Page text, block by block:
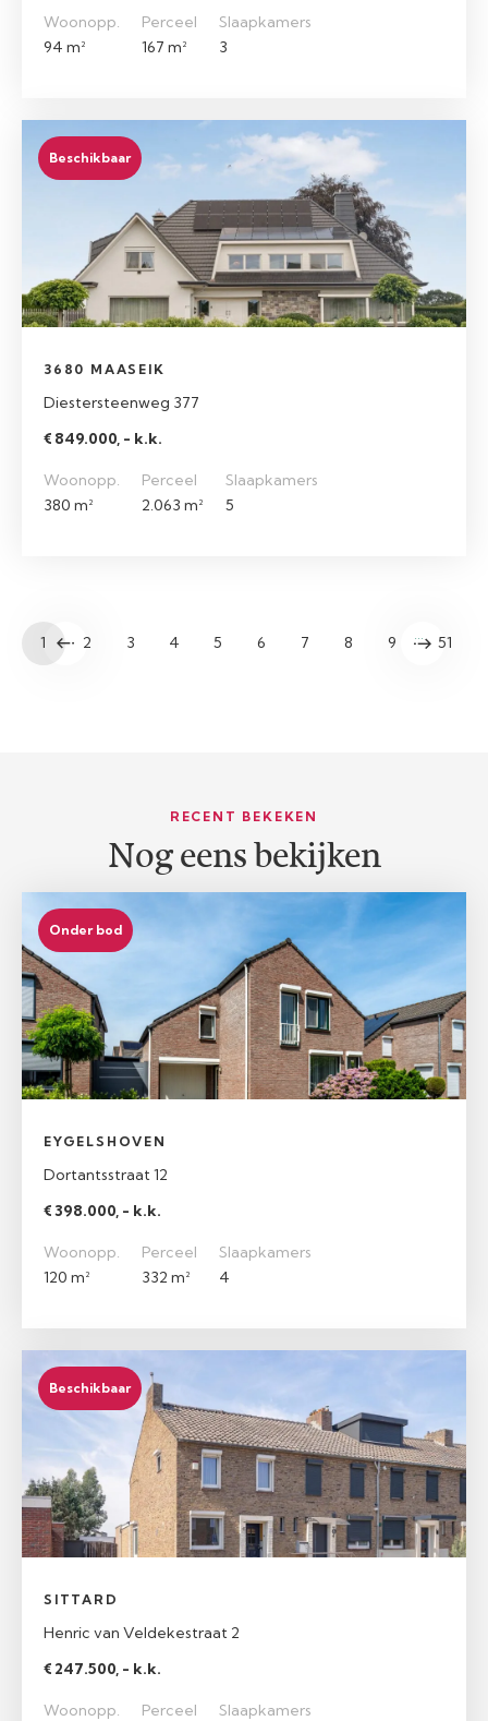
Woonopp.
94 m²
Perceel
167 m²
Slaapkamers
3
Beschikbaar
3680 MAASEIK
Diestersteenweg 377
€ 849.000, - k.k.
Woonopp.
380 m²
Perceel
2.063 m²
Slaapkamers
5
1 2 3 4 5 6 7 8 9 … 51
RECENT BEKEKEN
Nog eens bekijken
Onder bod
EYGELSHOVEN
Dortantsstraat 12
€ 398.000, - k.k.
Woonopp.
120 m²
Perceel
332 m²
Slaapkamers
4
Beschikbaar
SITTARD
Henric van Veldekestraat 2
€ 247.500, - k.k.
Woonopp.
Perceel
Slaapkamers